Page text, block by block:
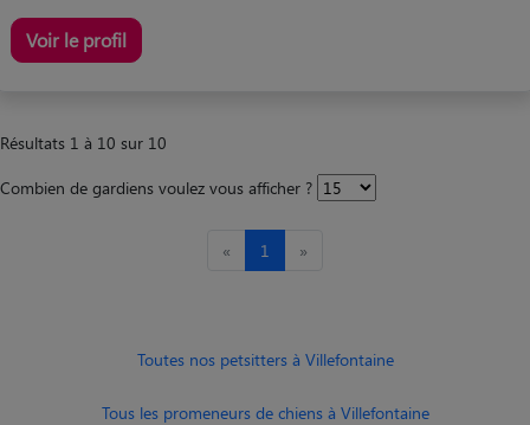
Voir le profil
Résultats 1 à 10 sur 10
Combien de gardiens voulez vous afficher ?
« 1 »
Toutes nos petsitters à Villefontaine
Tous les promeneurs de chiens à Villefontaine